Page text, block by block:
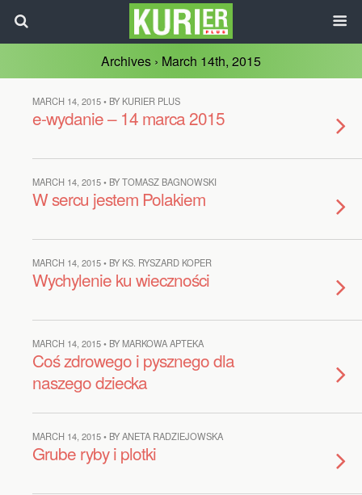
Archives › March 14th, 2015
MARCH 14, 2015 • BY KURIER PLUS
e-wydanie – 14 marca 2015
MARCH 14, 2015 • BY TOMASZ BAGNOWSKI
W sercu jestem Polakiem
MARCH 14, 2015 • BY KS. RYSZARD KOPER
Wychylenie ku wieczności
MARCH 14, 2015 • BY MARKOWA APTEKA
Coś zdrowego i pysznego dla
naszego dziecka
MARCH 14, 2015 • BY ANETA RADZIEJOWSKA
Grube ryby i plotki